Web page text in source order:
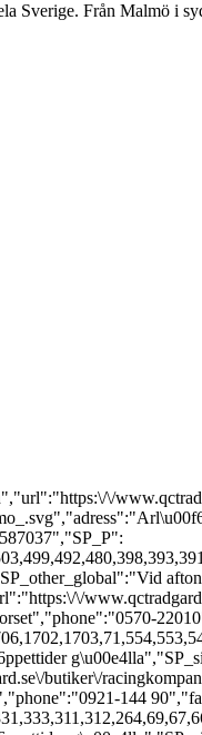
Sverige. Från Malmö i
uploads\/2025\/04\/500_boden-1.svg","adress":"Slipv\u00e4gen 2K","phone":"0921-144 90","fax":false,"email":"info@racingkompaniet.se","zip":"96138","lat":"65.8114052","long":"21.6839251","SP_P":[554,544,536,515,398,393,391,370,331,333,311,312,264,69,67,66,62,70,72,73,74,75,76,78,71,65,63,64,68,77,29,39,38,37,36,25,35,27,28,34,59,57,56,55,33,50,42,41,26,40,53,54,18,19,20,21,22,24,17,23,1737,1739,1740,1742,1743,1761,1759,1763,1765,1766,1768,1703,1892,1890],"SP_o_1":"08:00","SP_c_1":"17:00","SP_o_2":"08:00","SP_c_2":"17:00","SP_o_3":"08:00","SP_c_3":"17:00","SP_o_4":"08:00","SP_c_4":"17:00","SP_o_5":"08:00","SP_c_5":"17:00","SP_o_6":"10:00","SP_c_6":"14:00","SP_o_7":"","SP_c_7":"","SP_other":"","SP_other_global":"Vid afton- och helgdagar kan andra \u00f6ppettider g\u00e4lla","SP_site":"https:\/\/racingkompaniet.se\/"},{"id":111,"name":"Bolln\u00e4s Motor & Fritid","url":"https:\/\/www.qctradgard.se\/butiker\/bollnas-motor-fritid\/","city":"Bolln\u00e4s","logotype":"https:\/\/www.qctradgard.se\/wp-content\/uploads\/2025\/04\/500_bollnas.svg","adress":"Voxs\u00e4tter 9690","phone":"0278-232 30","fax":false,"email":"info@bollnasmotorfritid.se","zip":"821